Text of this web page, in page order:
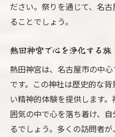
ださい。祭りを通じて、名
ることでしょう。
熱田神宮で心を浄化する旅
熱田神宮は、名古屋市の中
です。この神社は歴史的な
い精神的体験を提供します
囲気の中で心を落ち着け、
るでしょう。多くの訪問者